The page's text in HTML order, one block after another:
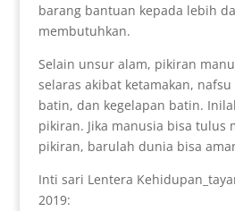
barang bantuan kepada lebih
membutuhkan.
Selain unsur alam, pikiran
selaras akibat ketamakan,
batin, dan kegelapan batin.
pikiran. Jika manusia bisa tulus
pikiran, barulah dunia bisa
Inti sari Lentera
2019: